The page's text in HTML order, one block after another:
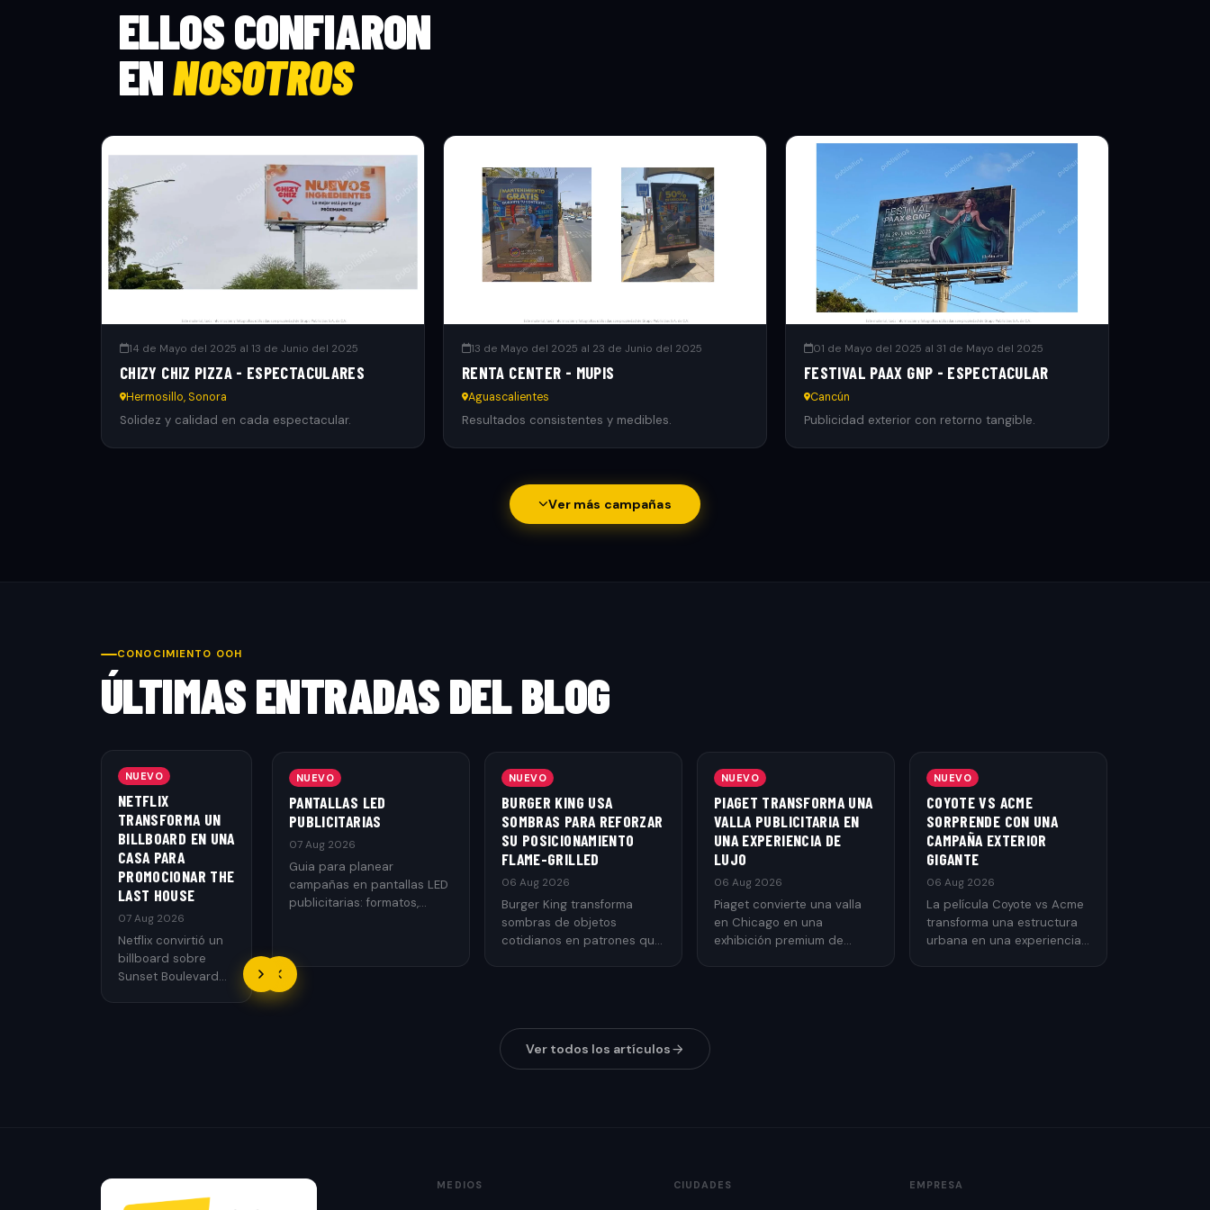
ELLOS CONFIARON
ENNOSOTROS
14 de Mayo del 2025 al 13 de Junio del 2025
CHIZY CHIZ PIZZA - ESPECTACULARES
Hermosillo, Sonora
Solidez y calidad en cada espectacular.
13 de Mayo del 2025 al 23 de Junio del 2025
RENTA CENTER - MUPIS
Aguascalientes
Resultados consistentes y medibles.
01 de Mayo del 2025 al 31 de Mayo del 2025
FESTIVAL PAAX GNP - ESPECTACULAR
Cancún
Publicidad exterior con retorno tangible.
Ver más campañas
CONOCIMIENTO OOH
ÚLTIMAS ENTRADAS DEL BLOG
NUEVO
NETFLIX
TRANSFORMA UN
BILLBOARD EN UNA
CASA PARA
PROMOCIONAR THE
LAST HOUSE
07 Aug 2026
Netflix convirtió un
billboard sobre
Sunset Boulevard
NUEVO
PANTALLAS LED
PUBLICITARIAS
07 Aug 2026
Guia para planear
campañas en pantallas LED
publicitarias: formatos,
conviene usarlas.
NUEVO
BURGER KING USA
SOMBRAS PARA REFORZAR
SU POSICIONAMIENTO
FLAME-GRILLED
06 Aug 2026
Burger King transforma
sombras de objetos
cotidianos en patrones que
NUEVO
PIAGET TRANSFORMA UNA
VALLA PUBLICITARIA EN
UNA EXPERIENCIA DE
LUJO
06 Aug 2026
Piaget convierte una valla
en Chicago en una
exhibición premium de
NUEVO
COYOTE VS ACME
SORPRENDE CON UNA
CAMPAÑA EXTERIOR
GIGANTE
06 Aug 2026
La película Coyote vs Acme
transforma una estructura
urbana en una experiencia
Ver todos los artículos
MEDIOS CIUDADES EMPRESA